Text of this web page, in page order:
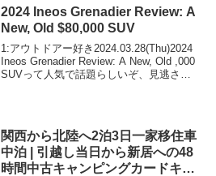
2024 Ineos Grenadier Review: A
New, Old $80,000 SUV
1:アウトドアー好き2024.03.28(Thu)2024
Ineos Grenadier Review: A New, Old ,000
SUVって人気で話題らしいぞ、見逃さな
関西から北陸へ2泊3日一家移住車
中泊 | 引越し当日から新居への48
時間中古キャンピングカードキュ